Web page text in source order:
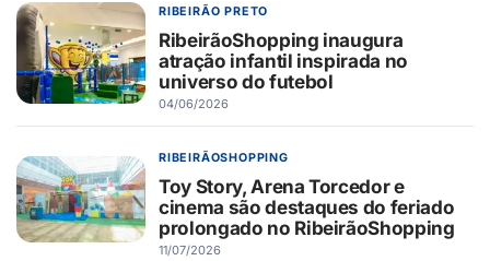
RIBEIRÃO PRETO
RibeirãoShopping inaugura
atração infantil inspirada no
universo do futebol
04/06/2026
RIBEIRÃOSHOPPING
Toy Story, Arena Torcedor e
cinema são destaques do feriado
prolongado no RibeirãoShopping
11/07/2026